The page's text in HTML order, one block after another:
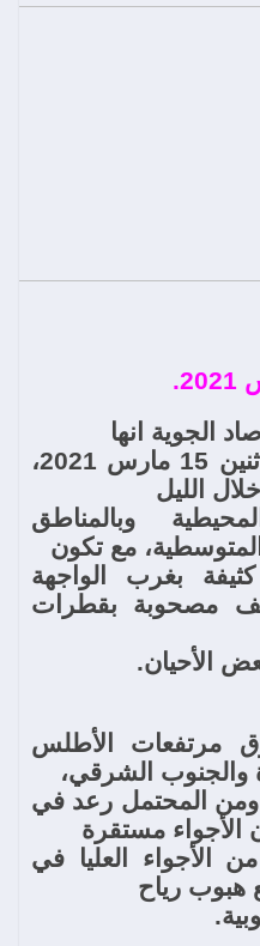
الجوية انها
تتوقع ، ابتداء من يوم الاثنين 15 مارس 2021،
الليل
وبالمناطق
مع تكون
بغرب الواجهة
مصحوبة بقطرات
الأحيان.
مرتفعات الأطلس
والجنوب الشرقي،
المحتمل رعد في
الأجواء مستقرة
العليا في
هبوب رياح
.